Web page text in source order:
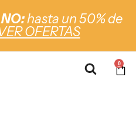
hasta un 50% de
OFERTAS
0